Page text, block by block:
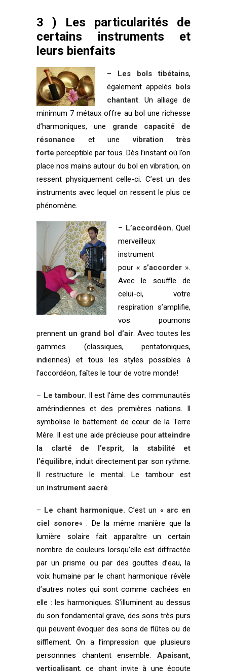
3 ) Les particularités de
certains instruments et
leurs bienfaits
– Les bols tibétains,
également appelés bols
chantant. Un alliage de
minimum 7 métaux offre au bol une richesse
d’harmoniques, une grande capacité de
résonance et unevibration très
forte perceptible par tous. Dès l’instant où l’on
place nos mains autour du bol en vibration, on
ressent physiquement celle-ci. C’est un des
instruments avec lequel on ressent le plus ce
phénomène.
– L’accordéon. Quel
merveilleux
instrument
pour « s’accorder ».
Avec le souffle de
celui-ci, votre
respiration s’amplifie,
vos poumons
prennent un grand bol d’air. Avec toutes les
gammes (classiques, pentatoniques,
indiennes) et tous les styles possibles à
l’accordéon, faîtes le tour de votre monde!
– Le tambour. Il est l’âme des communautés
amérindiennes et des premières nations. Il
symbolise le battement de cœur de la Terre
Mère. Il est une aide précieuse pour atteindre
la clarté de l’esprit, la stabilité et
l’équilibre, induit directement par son rythme.
Il restructure le mental. Le tambour est
un instrument sacré.
– Le chant harmonique. C’est un « arc en
ciel sonore« . De la même manière que la
lumière solaire fait apparaître un certain
nombre de couleurs lorsqu’elle est diffractée
par un prisme ou par des gouttes d’eau, la
voix humaine par le chant harmonique révèle
d’autres notes qui sont comme cachées en
elle : les harmoniques. S’illuminent au dessus
du son fondamental grave, des sons très purs
qui peuvent évoquer des sons de flûtes ou de
sifflement. On a l’impression que plusieurs
personnnes chantent ensemble. Apaisant,
verticalisant, ce chant invite à une écoute